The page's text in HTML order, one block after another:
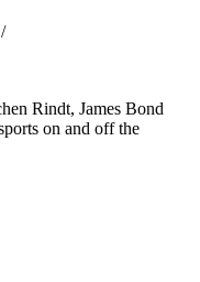
Rindt, James Bond
on and off the